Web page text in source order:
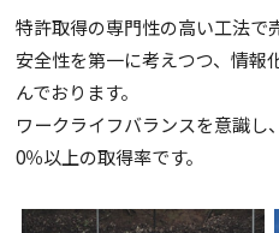
特許取得の専門性の高い工法で
安全性を第一に考えつつ、情報
んでおります。
ワークライフバランスを意識
0％以上の取得率です。